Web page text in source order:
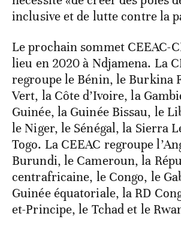
inclusive et de lutte contre la
Le prochain sommet CEEAC-
lieu en 2020 à Ndjamena. La
regroupe le Bénin, le Burkina
Vert, la Côte d’Ivoire, la
Guinée, la Guinée Bissau, le
le Niger, le Sénégal, la Sierra
Togo. La CEEAC regroupe
Burundi, le Cameroun, la
centrafricaine, le Congo, le
Guinée équatoriale, la RD
et-Principe, le Tchad et le